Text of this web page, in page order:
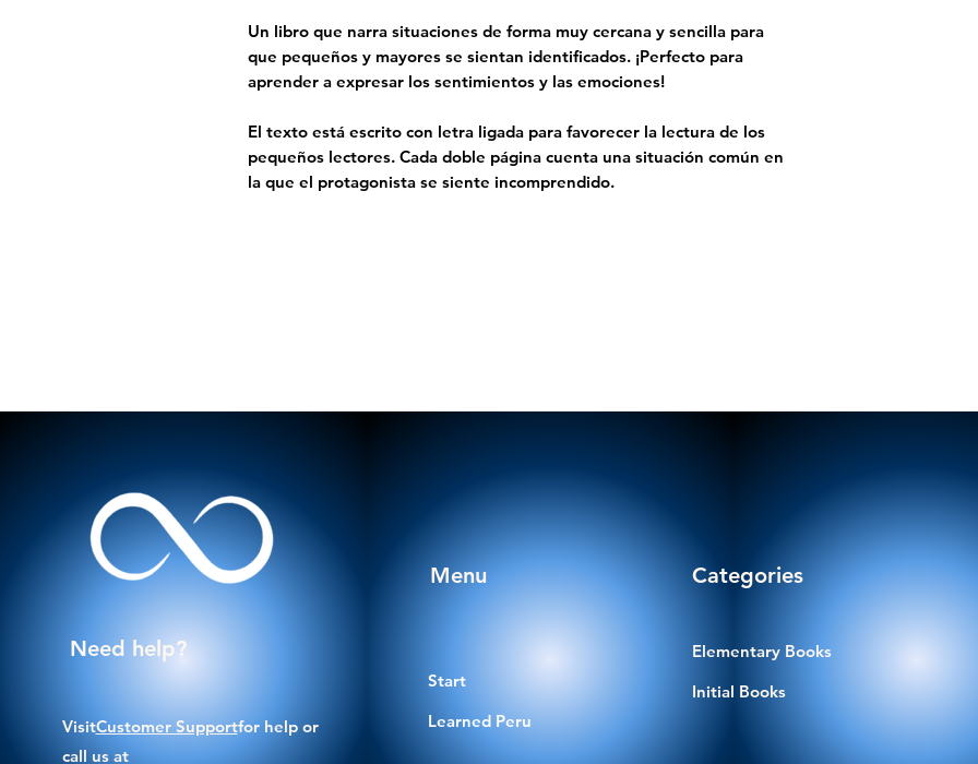
Un libro que narra situaciones de forma muy cercana y sencilla para
que pequeños y mayores se sientan identificados. ¡Perfecto para
aprender a expresar los sentimientos y las emociones!
El texto está escrito con letra ligada para favorecer la lectura de los
pequeños lectores. Cada doble página cuenta una situación común en
la que el protagonista se siente incomprendido.
Need help?
VisitCustomer Supportfor help or
call us at
Menu
Start
Learned Peru
Categories
Elementary Books
Initial Books